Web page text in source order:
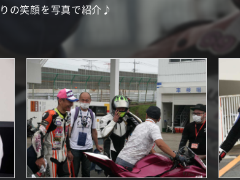
の笑顔を写真で紹介♪